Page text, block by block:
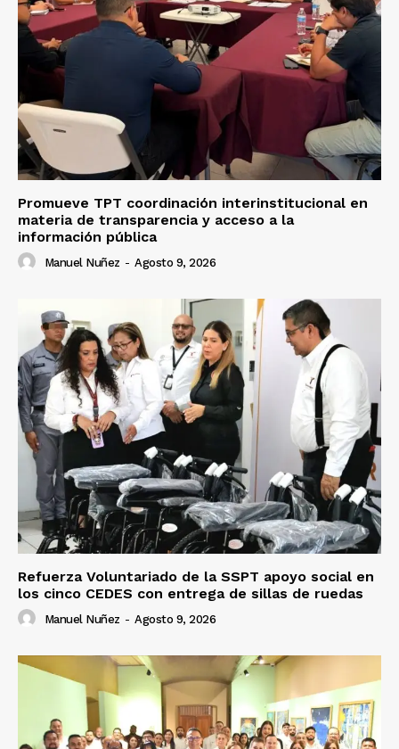
Promueve TPT coordinación interinstitucional en
materia de transparencia y acceso a la
información pública
Manuel Nuñez - Agosto 9, 2026
Refuerza Voluntariado de la SSPT apoyo social en
los cinco CEDES con entrega de sillas de ruedas
Manuel Nuñez - Agosto 9, 2026